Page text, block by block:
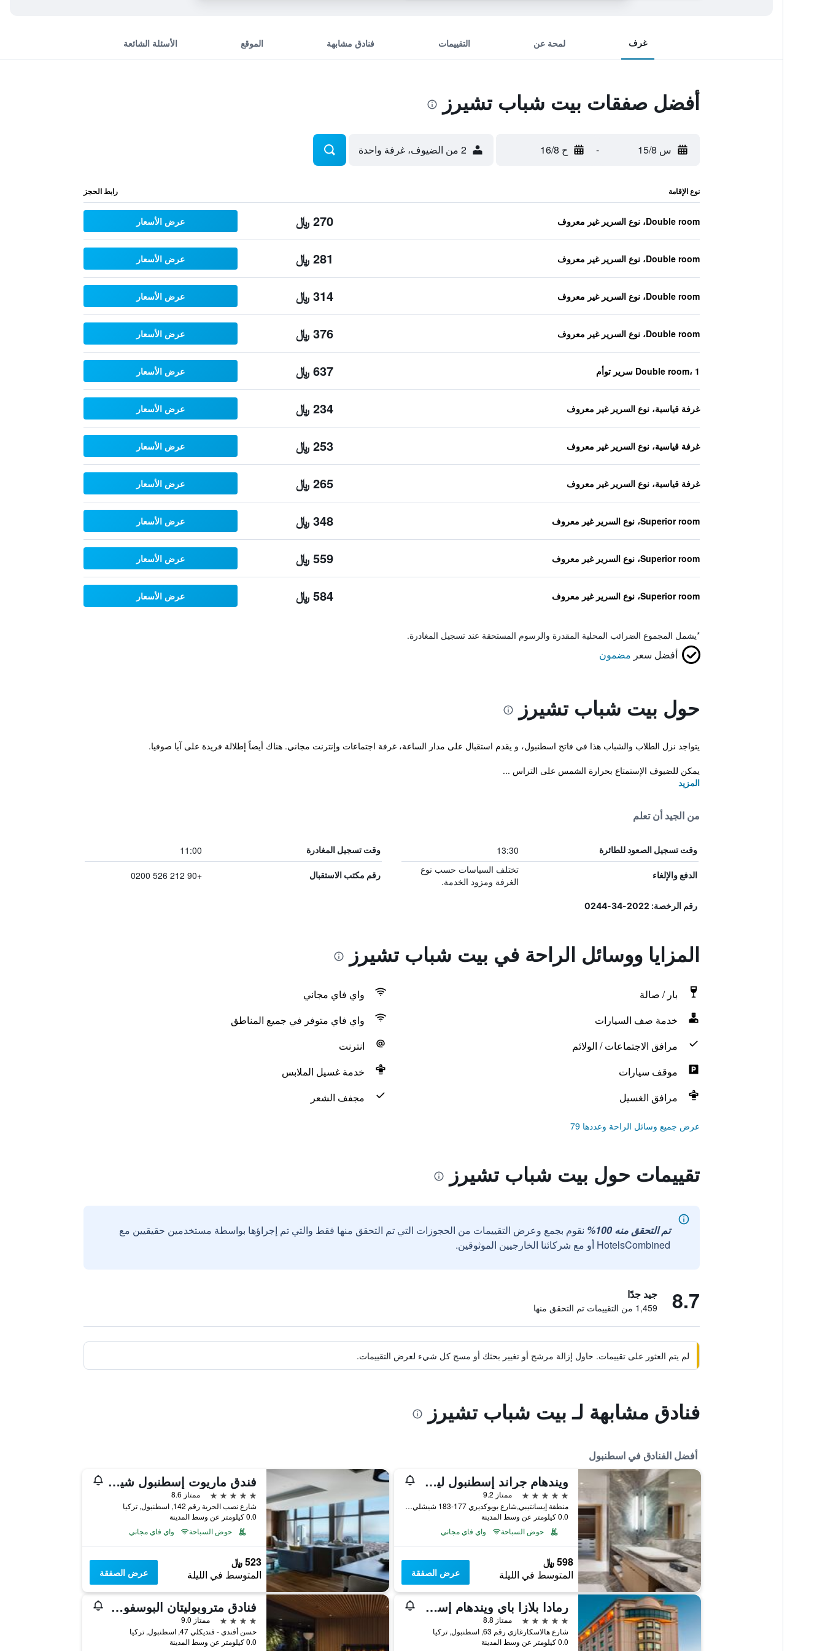
غرف لمحة عن التقييمات فنادق مشابهة الموقع الأسئلة الشائعة
أفضل صفقات بيت شباب تشيرز
س 15/8 - ح 16/8 2 من الضيوف، غرفة واحدة
نوع الإقامة رابط الحجز
Double room، نوع السرير غير معروف 270 ﷼ عرض الأسعار
Double room، نوع السرير غير معروف 281 ﷼ عرض الأسعار
Double room، نوع السرير غير معروف 314 ﷼ عرض الأسعار
Double room، نوع السرير غير معروف 376 ﷼ عرض الأسعار
Double room، 1 سرير توأم 637 ﷼ عرض الأسعار
غرفة قياسية، نوع السرير غير معروف 234 ﷼ عرض الأسعار
غرفة قياسية، نوع السرير غير معروف 253 ﷼ عرض الأسعار
غرفة قياسية، نوع السرير غير معروف 265 ﷼ عرض الأسعار
Superior room، نوع السرير غير معروف 348 ﷼ عرض الأسعار
Superior room، نوع السرير غير معروف 559 ﷼ عرض الأسعار
Superior room، نوع السرير غير معروف 584 ﷼ عرض الأسعار
*يشمل المجموع الضرائب المحلية المقدرة والرسوم المستحقة عند تسجيل المغادرة.
أفضل سعر مضمون
حول بيت شباب تشيرز
يتواجد نزل الطلاب والشباب هذا في فاتح اسطنبول، و يقدم استقبال على مدار الساعة، غرفة اجتماعات وإنترنت مجاني. هناك أيضاً إطلالة فريدة على آيا صوفيا.
يمكن للضيوف الإستمتاع بحرارة الشمس على التراس ...
المزيد
من الجيد أن تعلم
وقت تسجيل الصعود للطائرة 13:30 وقت تسجيل المغادرة 11:00
الدفع والإلغاء
تختلف السياسات حسب نوع
الغرفة ومزود الخدمة.
رقم مكتب الاستقبال +90 212 526 0200
رقم الرخصة: 2022-34-0244
المزايا ووسائل الراحة في بيت شباب تشيرز
بار / صالة
واي فاي مجاني
خدمة صف السيارات
واي فاي متوفر في جميع المناطق
مرافق الاجتماعات / الولائم
انترنت
موقف سيارات
خدمة غسيل الملابس
مرافق الغسيل
مجفف الشعر
عرض جميع وسائل الراحة وعددها 79
تقييمات حول بيت شباب تشيرز
تم التحقق منه 100%
نقوم بجمع وعرض التقييمات من الحجوزات التي تم التحقق منها فقط والتي تم إجراؤها بواسطة مستخدمين حقيقيين مع
HotelsCombined أو مع شركائنا الخارجيين الموثوقين.
8.7 جيد جدًا
1,459 من التقييمات تم التحقق منها
لم يتم العثور على تقييمات. حاول إزالة مرشح أو تغيير بحثك أو مسح كل شيء لعرض التقييمات.
فنادق مشابهة لـ بيت شباب تشيرز
أفضل الفنادق في اسطنبول
ويندهام جراند إسطنبول ليفينت
5 نجوم
ممتاز 9.2
منطقة إيسانتيبي,شارع بويوكديري 177-183 شيشلي, اسطنبول, تركيا
0.0 كيلومتر عن وسط المدينة
حوض السباحة
واي فاي مجاني
598 ﷼
المتوسط في الليلة عرض الصفقة
فندق ماريوت إسطنبول شيشلي
5 نجوم
ممتاز 8.6
شارع نصب الحرية رقم 142, اسطنبول, تركيا
0.0 كيلومتر عن وسط المدينة
حوض السباحة
واي فاي مجاني
523 ﷼
المتوسط في الليلة عرض الصفقة
رمادا بلازا باي ويندهام إسطنبول سيتي سنتر
5 نجوم
ممتاز 8.8
شارع هالاسكارغازي رقم 63, اسطنبول, تركيا
0.0 كيلومتر عن وسط المدينة
فنادق متروبوليتان البوسفور - فئة خاصة
4 نجوم
ممتاز 9.0
حسن أفندي - فنديكلي 47, اسطنبول, تركيا
0.0 كيلومتر عن وسط المدينة